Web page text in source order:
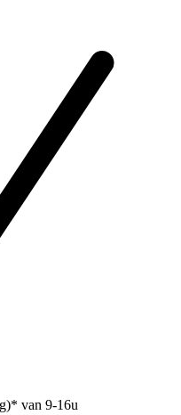
van 9-16u